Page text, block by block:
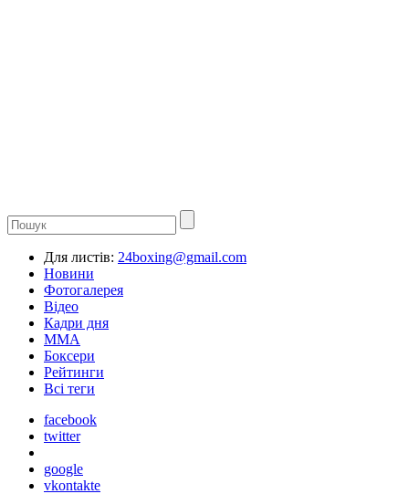
Для листів: 24boxing@gmail.com
Новини
Фотогалерея
Відео
Кадри дня
ММА
Боксери
Рейтинги
Всі теги
facebook
twitter
google
vkontakte